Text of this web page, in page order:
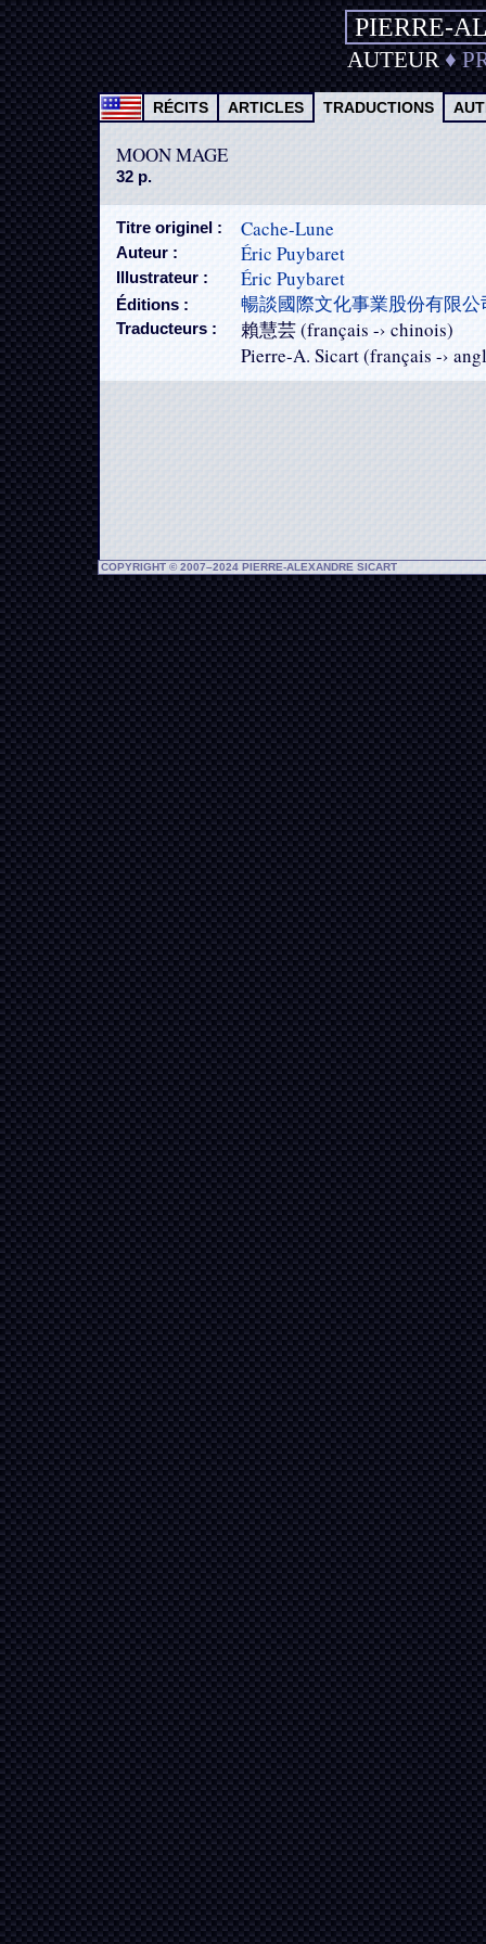
PIERRE-
AUTEUR♦
RÉCITS ARTICLES TRADUCTIONS
MOON MAGE
32 p.
Titre originel : Cache-Lune
Auteur : Éric Puybaret
Illustrateur : Éric Puybaret
Éditions : 暢談國際文化事業股份有限公
Traducteurs :
賴慧芸 (français -› chinois)
Pierre-A. Sicart (français -›
COPYRIGHT © 2007–2024 PIERRE-ALEXANDRE SICART